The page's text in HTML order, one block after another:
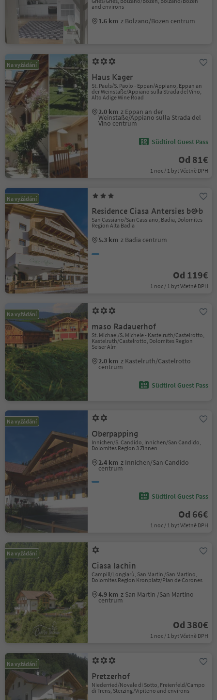
and environs
1.6 km z Bolzano/Bozen centrum
Na vyžádání
Haus Kager
St. Pauls/S. Paolo - Eppan/Appiano, Eppan an
der Weinstaße/Appiano sulla Strada del Vino,
Alto Adige Wine Road
2.0 km z Eppan an der
Weinstaße/Appiano sulla Strada del
Vino centrum
Südtirol Guest Pass
Od 81€
1 noc / 1 byt Včetně DPH
Na vyžádání
Residence Ciasa Antersies b&b
San Cassiano/San Cassiano, Badia, Dolomites
Region Alta Badia
5.3 km z Badia centrum
Od 119€
1 noc / 1 byt Včetně DPH
Na vyžádání
maso Radauerhof
St. Michael/S. Michele - Kastelruth/Castelrotto,
Kastelruth/Castelrotto, Dolomites Region
Seiser Alm
2.0 km z Kastelruth/Castelrotto
centrum
Südtirol Guest Pass
Na vyžádání
Oberpapping
Innichen/S. Candido, Innichen/San Candido,
Dolomites Region 3 Zinnen
2.4 km z Innichen/San Candido
centrum
Südtirol Guest Pass
Od 66€
1 noc / 1 byt Včetně DPH
Na vyžádání
Ciasa Iachin
Campill/Longiarù, San Martin /San Martino,
Dolomites Region Kronplatz/Plan de Corones
4.9 km z San Martin /San Martino
centrum
Od 380€
1 noc / 1 byt Včetně DPH
Na vyžádání
Pretzerhof
Niederried/Novale di Sotto, Freienfeld/Campo
di Trens, Sterzing/Vipiteno and environs